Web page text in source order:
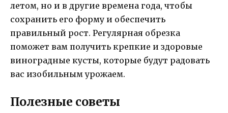
летом, но и в другие времена года, чтобы
сохранить его форму и обеспечить
правильный рост. Регулярная обрезка
поможет вам получить крепкие и здоровые
виноградные кусты, которые будут радовать
вас изобильным урожаем.
Полезные советы